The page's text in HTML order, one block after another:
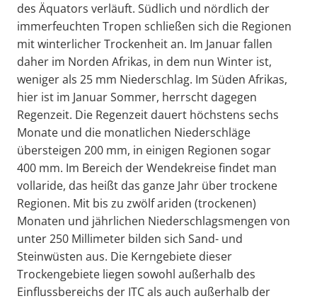
des Äquators verläuft. Südlich und nördlich der
immerfeuchten Tropen schließen sich die Regionen
mit winterlicher Trockenheit an. Im Januar fallen
daher im Norden Afrikas, in dem nun Winter ist,
weniger als 25 mm Niederschlag. Im Süden Afrikas,
hier ist im Januar Sommer, herrscht dagegen
Regenzeit. Die Regenzeit dauert höchstens sechs
Monate und die monatlichen Niederschläge
übersteigen 200 mm, in einigen Regionen sogar
400 mm. Im Bereich der Wendekreise findet man
vollaride, das heißt das ganze Jahr über trockene
Regionen. Mit bis zu zwölf ariden (trockenen)
Monaten und jährlichen Niederschlagsmengen von
unter 250 Millimeter bilden sich Sand- und
Steinwüsten aus. Die Kerngebiete dieser
Trockengebiete liegen sowohl außerhalb des
Einflussbereichs der ITC als auch außerhalb der